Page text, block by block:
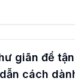
cơ thể. Nó
giãn để
cách